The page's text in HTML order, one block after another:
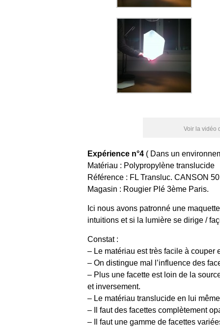
Voir la vidéo
Expérience n°4( Dans un
Matériau : Polypropylène translucide
Référence : FL Transluc. CANSON
Magasin : Rougier Plé 3ème Paris.
Ici nous avons patronné une
intuitions et si la lumière se dirige /
Constat :
– Le matériau est très facile à couper
– On distingue mal l’influence des
– Plus une facette est loin de la
et inversement.
– Le matériau translucide en lui
– Il faut des facettes complètement
– Il faut une gamme de facettes